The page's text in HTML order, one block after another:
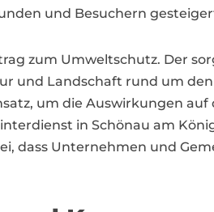
und Besuchern
zum Umweltschutz. Der
und Landschaft rund um den
um die Auswirkungen auf
in Schönau am
dass Unternehmen und